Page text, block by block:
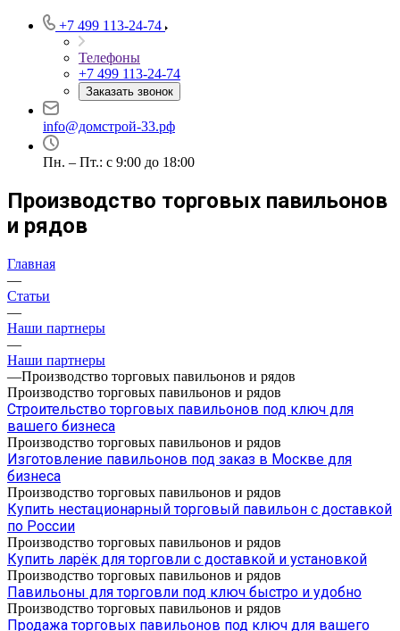
+7 499 113-24-74
Телефоны
+7 499 113-24-74
Заказать звонок
info@домстрой-33.рф
Пн. – Пт.: с 9:00 до 18:00
Производство торговых павильонов
и рядов
Главная
—
Статьи
—
Наши партнеры
—
Наши партнеры
—Производство торговых павильонов и рядов
Производство торговых павильонов и рядов
Строительство торговых павильонов под ключ для
вашего бизнеса
Производство торговых павильонов и рядов
Изготовление павильонов под заказ в Москве для
бизнеса
Производство торговых павильонов и рядов
Купить нестационарный торговый павильон с доставкой
по России
Производство торговых павильонов и рядов
Купить ларёк для торговли с доставкой и установкой
Производство торговых павильонов и рядов
Павильоны для торговли под ключ быстро и удобно
Производство торговых павильонов и рядов
Продажа торговых павильонов под ключ для вашего